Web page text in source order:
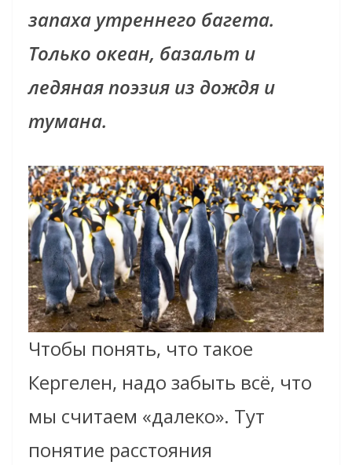
запаха утреннего багета.
Только океан, базальт и
ледяная поэзия из дождя и
тумана.
Чтобы понять, что такое
Кергелен, надо забыть всё, что
мы считаем «далеко». Тут
понятие расстояния